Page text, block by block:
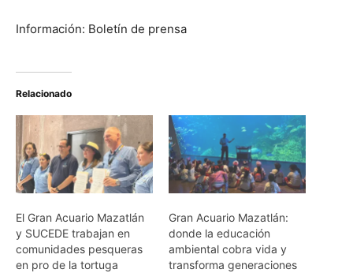
Información: Boletín de prensa
Relacionado
El Gran Acuario Mazatlán
y SUCEDE trabajan en
comunidades pesqueras
en pro de la tortuga
Gran Acuario Mazatlán:
donde la educación
ambiental cobra vida y
transforma generaciones